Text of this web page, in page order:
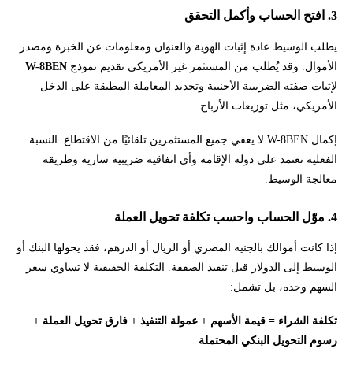
3. افتح الحساب وأكمل التحقق
يطلب الوسيط عادة إثبات الهوية والعنوان ومعلومات عن الخبرة ومصدر
الأموال. وقد يُطلب من المستثمر غير الأمريكي تقديم نموذج W-8BEN
لإثبات صفته الضريبية الأجنبية وتحديد المعاملة المطبقة على الدخل
الأمريكي، مثل توزيعات الأرباح.
إكمال W-8BEN لا يعفي جميع المستثمرين تلقائيًا من الاقتطاع. النسبة
الفعلية تعتمد على دولة الإقامة وأي اتفاقية ضريبية سارية وطريقة
معالجة الوسيط.
4. موّل الحساب واحسب تكلفة تحويل العملة
إذا كانت أموالك بالجنيه المصري أو الريال أو الدرهم، فقد يحولها البنك أو
الوسيط إلى الدولار قبل تنفيذ الصفقة. التكلفة الحقيقية لا تساوي سعر
السهم وحده، بل تشمل:
تكلفة الشراء = قيمة الأسهم + عمولة التنفيذ + فارق تحويل العملة +
رسوم التحويل البنكي المحتملة